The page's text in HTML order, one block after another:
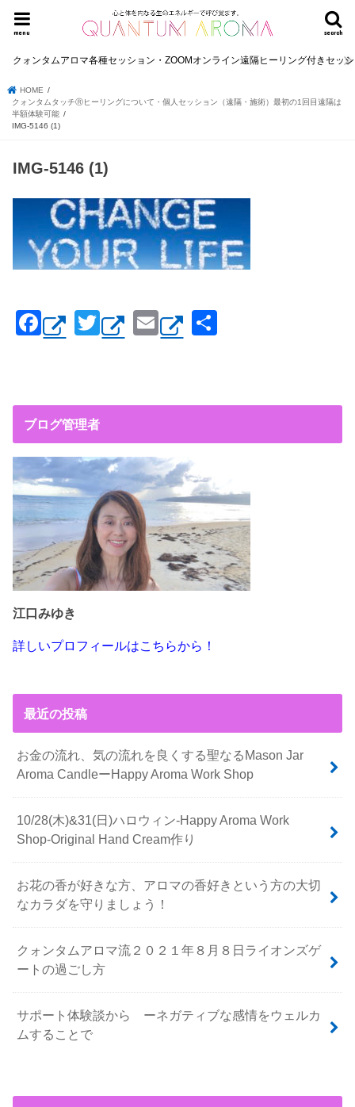
search
menu
クォンタムアロマ各種セッション・ZOOMオンライン遠隔ヒーリング付きセッ
HOME
クォンタムタッチⓇヒーリングについて・個人セッション（遠隔・施術）最初の1回目遠隔は
半額体験可能
IMG-5146 (1)
IMG-5146 (1)
F
a
e
b
o
o
k
T
wi
er
E
m
ブログ管理者
江口みゆき
詳しいプロフィールはこちらから！
最近の投稿
お金の流れ、気の流れを良くする聖なるMason Jar
Aroma CandleーHappy Aroma Work Shop
10/28(木)&31(日)ハロウィン-Happy Aroma Work
Shop-Original Hand Cream作り
お花の香が好きな方、アロマの香好きという方の大切
なカラダを守りましょう！
クォンタムアロマ流２０２１年８月８日ライオンズゲ
ートの過ごし方
サポート体験談から ーネガティブな感情をウェルカ
ムすることで